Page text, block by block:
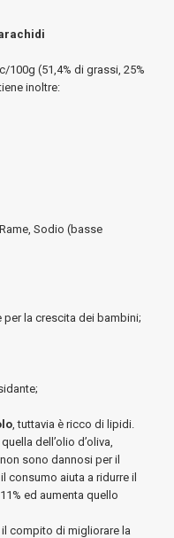
(51,4% di grassi, 25%
inoltre:
Sodio (basse
la crescita dei bambini;
, tuttavia è ricco di lipidi.
dell’olio d’oliva,
sono dannosi per il
consumo aiuta a ridurre il
ed aumenta quello
compito di migliorare la